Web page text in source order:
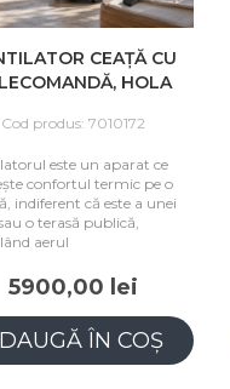
CEAȚĂ CU
HOLA
Cod produs: 7010172
este un aparat ce
confortul termic pe o
indiferent că este a unei
o terasă publică,
aerul
5900,00 lei
ÎN COȘ